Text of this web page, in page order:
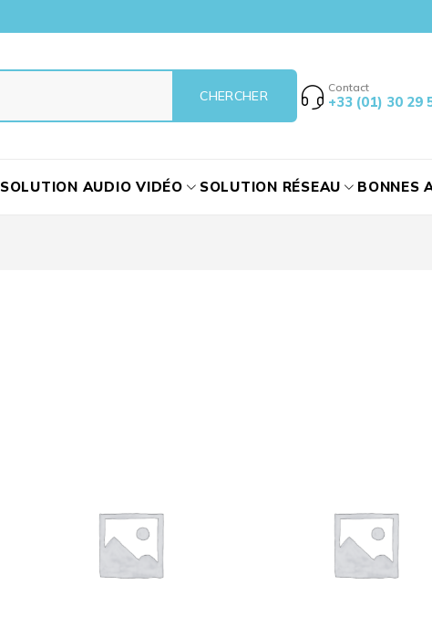
Contact
+33 (01) 30 29
SOLUTION AUDIO VIDÉO SOLUTION RÉSEAU BONNES